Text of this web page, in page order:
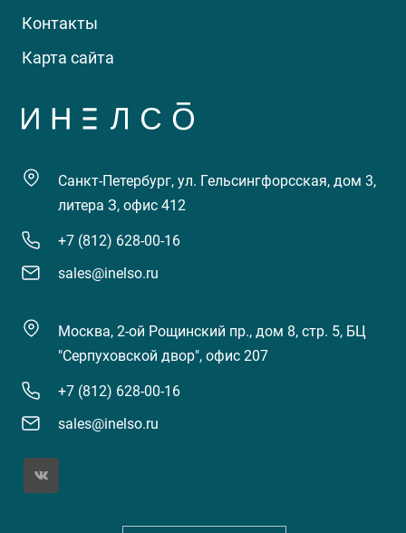
Контакты
Карта сайта
Санкт-Петербург, ул. Гельсингфорсская, дом 3,
литера З, офис 412
+7 (812) 628-00-16
sales@inelso.ru
Москва, 2-ой Рощинский пр., дом 8, стр. 5, БЦ
"Серпуховской двор", офис 207
+7 (812) 628-00-16
sales@inelso.ru